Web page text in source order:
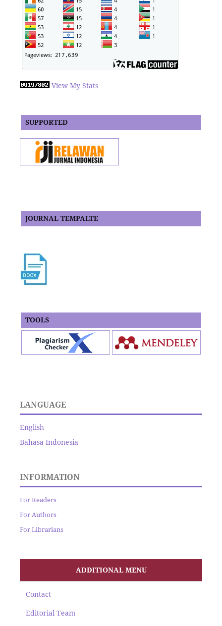
View My Stats
SUPPORTED
JOURNAL TEMPALTE
TOOLS
LANGUAGE
English
Bahasa Indonesia
INFORMATION
For Readers
For Authors
For Librarians
ADDITIONAL MENU
Contact
Editorial Team